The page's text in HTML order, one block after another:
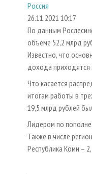
Россия
26.11.2021 10:17
По данным
объеме 52,2 млрд
Известно, что
дохода приходятся
Что касается
итогам работы в
19,5 млрд рублей
Лидером по
Также в числе
Республика Коми –